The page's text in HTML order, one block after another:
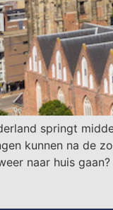
springt
kunnen na de
naar huis gaan?